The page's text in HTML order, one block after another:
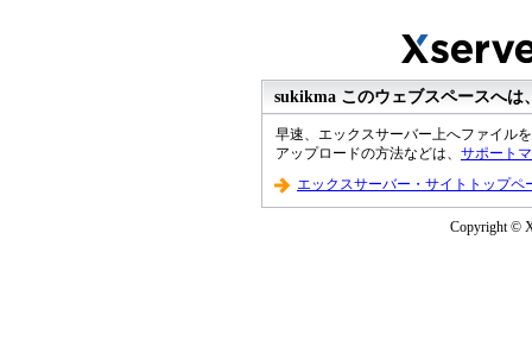
sukikma このウェブスペースへは
早速、エックスサーバー上へファイル
アップロードの方法などは、 サポート
エックスサーバー・サイトトップペ
Copyright ©